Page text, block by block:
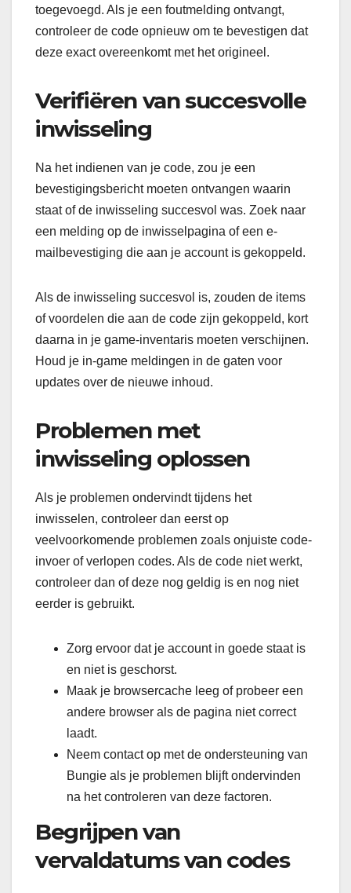
toegevoegd. Als je een foutmelding ontvangt,
controleer de code opnieuw om te bevestigen dat
deze exact overeenkomt met het origineel.
Verifiëren van succesvolle
inwisseling
Na het indienen van je code, zou je een
bevestigingsbericht moeten ontvangen waarin
staat of de inwisseling succesvol was. Zoek naar
een melding op de inwisselpagina of een e-
mailbevestiging die aan je account is gekoppeld.
Als de inwisseling succesvol is, zouden de items
of voordelen die aan de code zijn gekoppeld, kort
daarna in je game-inventaris moeten verschijnen.
Houd je in-game meldingen in de gaten voor
updates over de nieuwe inhoud.
Problemen met
inwisseling oplossen
Als je problemen ondervindt tijdens het
inwisselen, controleer dan eerst op
veelvoorkomende problemen zoals onjuiste code-
invoer of verlopen codes. Als de code niet werkt,
controleer dan of deze nog geldig is en nog niet
eerder is gebruikt.
Zorg ervoor dat je account in goede staat is
en niet is geschorst.
Maak je browsercache leeg of probeer een
andere browser als de pagina niet correct
laadt.
Neem contact op met de ondersteuning van
Bungie als je problemen blijft ondervinden
na het controleren van deze factoren.
Begrijpen van
vervaldatums van codes